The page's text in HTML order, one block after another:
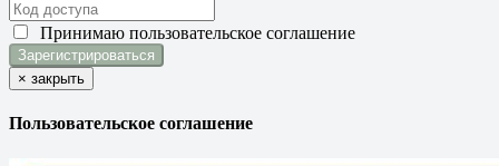
Принимаю пользовательское соглашение
× закрыть
Пользовательское соглашение